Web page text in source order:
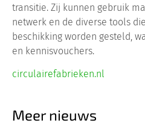
transitie. Zij kunnen gebruik
netwerk en de diverse tools
beschikking worden gesteld,
en kennisvouchers.
circulairefabrieken.nl
Meer nieuws